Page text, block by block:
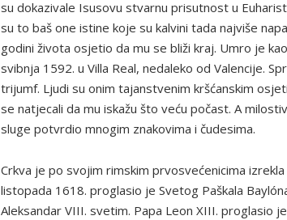
su dokazivale Isusovu stvarnu prisutnost u
su to baš one istine koje su kalvini tada najviše
godini života osjetio da mu se bliži kraj. Umro je
svibnja 1592. u Villa Real, nedaleko od Valencije.
trijumf. Ljudi su onim tajanstvenim kršćanskim
se natjecali da mu iskažu što veću počast. A
sluge potvrdio mnogim znakovima i čudesima.
Crkva je po svojim rimskim prvosvećenicima
listopada 1618. proglasio je Svetog Paškala
Aleksandar VIII. svetim. Papa Leon XIII. proglasio